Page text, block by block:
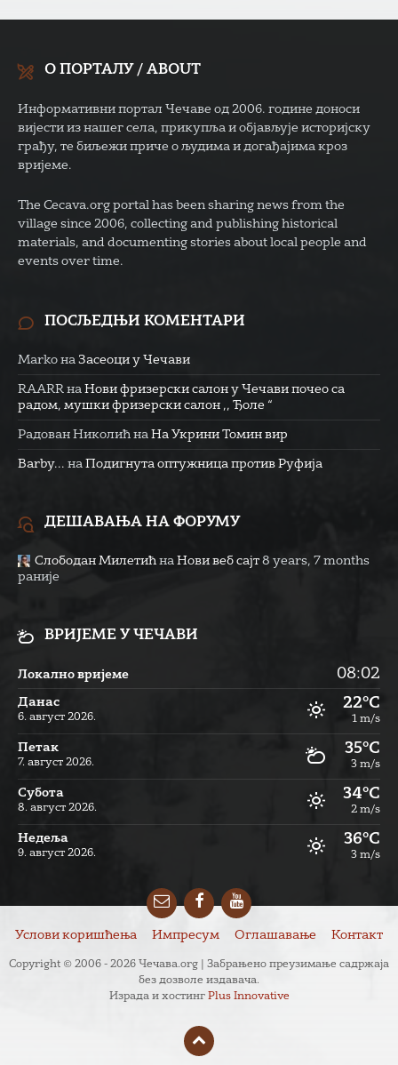
О ПОРТАЛУ / ABOUT
Информативни портал Чечаве од 2006. године доноси
вијести из нашег села, прикупља и објављује историјску
грађу, те биљежи приче о људима и догађајима кроз
вријеме.
The Cecava.org portal has been sharing news from the
village since 2006, collecting and publishing historical
materials, and documenting stories about local people and
events over time.
ПОСЉЕДЊИ КОМЕНТАРИ
Marko на Засеоци у Чечави
RAARR на Нови фризерски салон у Чечави почео са
радом, мушки фризерски салон ,, Ђоле “
Радован Николић на На Укрини Томин вир
Barby... на Подигнута оптужница против Руфија
ДЕШАВАЊА НА ФОРУМУ
Слободан Милетић на Нови веб сајт 8 years, 7 months
раније
ВРИЈЕМЕ У ЧЕЧАВИ
Локално вријеме 08:02
Данас
6. август 2026.
22°C
1 m/s
Петак
7. август 2026.
35°C
3 m/s
Субота
8. август 2026.
34°C
2 m/s
Недеља
9. август 2026.
36°C
3 m/s
EmailFacebookYouTube
Услови коришћења Импресум Оглашавање Контакт
Copyright © 2006 - 2026 Чечава.org | Забрањено преузимање садржаја
без дозволе издавача.
Израда и хостинг Plus Innovative